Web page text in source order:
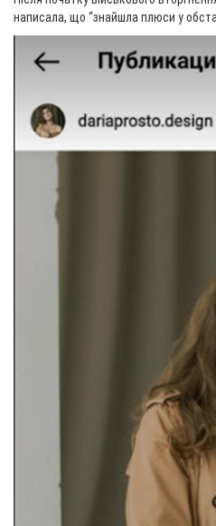
написала, що “знайшла плюси у